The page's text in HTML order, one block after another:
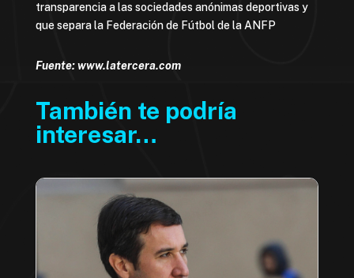
transparencia a las sociedades anónimas deportivas y
que separa la Federación de Fútbol de la ANFP
Fuente: www.latercera.com
También te podría
interesar…